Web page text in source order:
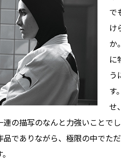
で
け
か
に
う
す
せ
の描写のなんと力強いことで
でありながら、極限の中でた